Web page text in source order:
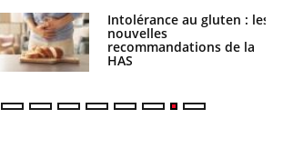
Intolérance au gluten : les
nouvelles
recommandations de la
HAS